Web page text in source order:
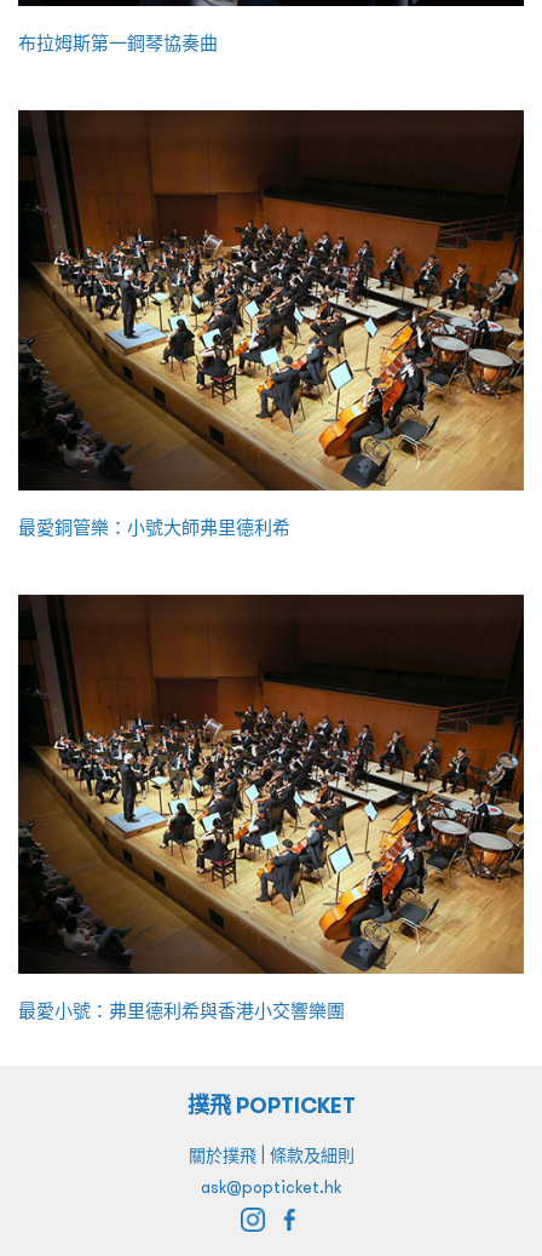
布拉姆斯第一鋼琴協奏曲
最愛銅管樂：小號大師弗里德利希
最愛小號：弗里德利希與香港小交響樂團
撲飛 POPTICKET
關於撲飛| 條款及細則
ask@popticket.hk